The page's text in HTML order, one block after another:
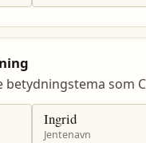
betydningstema som
Ingrid
Jentenavn